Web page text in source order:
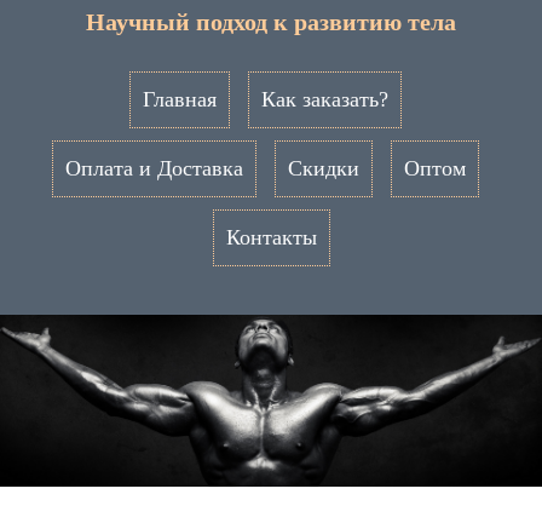
Научный подход к развитию тела
Главная Как заказать?
Оплата и Доставка Скидки Оптом
Контакты